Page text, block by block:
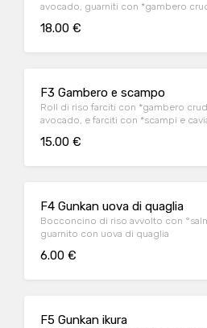
avocado, guarniti con *gambero
18.00 €
F3 Gambero e scampo
Roll di riso farciti con *gambero
avocado, e farciti con *scampi e
15.00 €
F4 Gunkan uova di quaglia
Bocconcino di riso avvolto con
guarnito con uova di quaglia
6.00 €
F5 Gunkan ikura